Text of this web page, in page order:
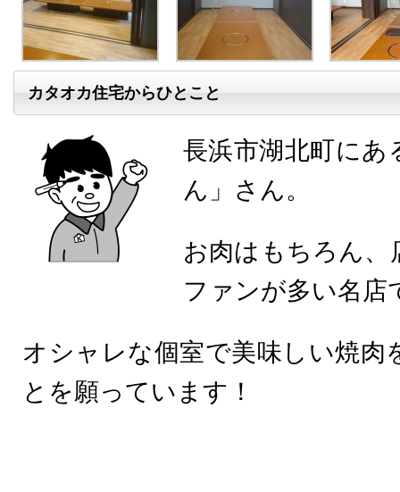
カタオカ住宅からひとこと
長浜市湖北町に
ん」さん。
お肉はもちろん、
ファンが多い名店
オシャレな個室で美味しい焼肉
とを願っています！